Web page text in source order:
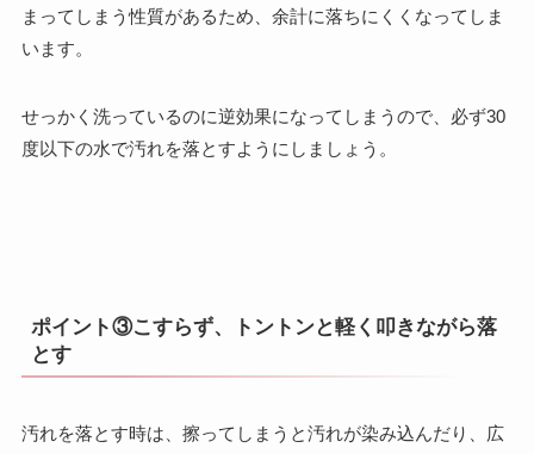
まってしまう性質があるため、余計に落ちにくくなってしま
います。
せっかく洗っているのに逆効果になってしまうので、必ず30
度以下の水で汚れを落とすようにしましょう。
ポイント③こすらず、トントンと軽く叩きながら落
とす
汚れを落とす時は、擦ってしまうと汚れが染み込んだり、広